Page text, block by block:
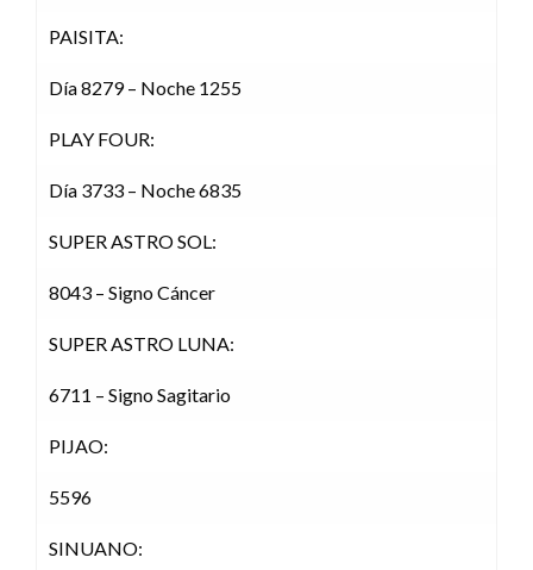
PAISITA:
Día 8279 – Noche 1255
PLAY FOUR:
Día 3733 – Noche 6835
SUPER ASTRO SOL:
8043 – Signo Cáncer
SUPER ASTRO LUNA:
6711 – Signo Sagitario
PIJAO:
5596
SINUANO: